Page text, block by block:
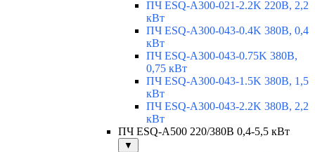
ПЧ ESQ-A300-021-2.2K 220В, 2,2
кВт
ПЧ ESQ-A300-043-0.4K 380В, 0,4
кВт
ПЧ ESQ-A300-043-0.75K 380В,
0,75 кВт
ПЧ ESQ-A300-043-1.5K 380В, 1,5
кВт
ПЧ ESQ-A300-043-2.2K 380В, 2,2
кВт
ПЧ ESQ-A500 220/380В 0,4-5,5 кВт
▼